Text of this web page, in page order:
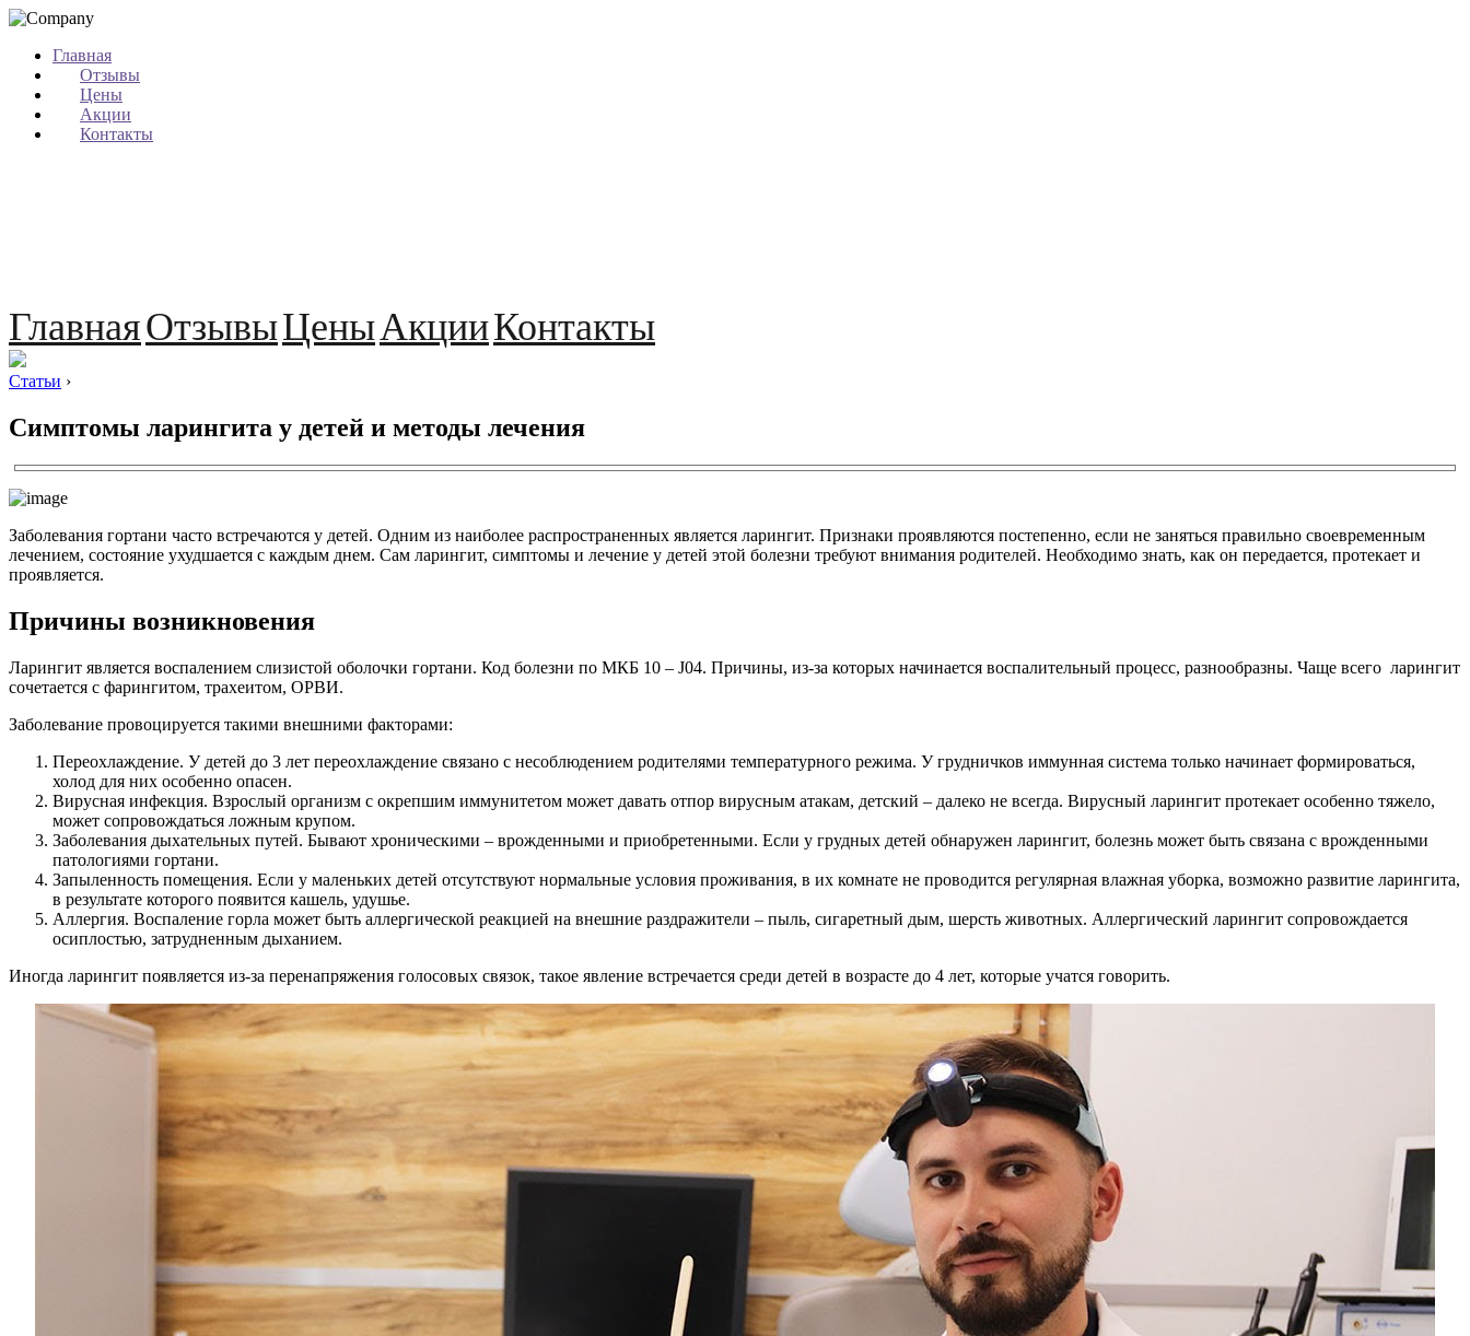
Главная
Отзывы
Цены
Акции
Контакты
ГлавнаяОтзывыЦеныАкцииКонтакты
Статьи ›
Симптомы ларингита у детей и методы лечения
Заболевания гортани часто встречаются у детей. Одним из наиболее распространенных является ларингит. Признаки проявляются постепенно, если не заняться правильно своевременным
лечением, состояние ухудшается с каждым днем. Сам ларингит, симптомы и лечение у детей этой болезни требуют внимания родителей. Необходимо знать, как он передается, протекает и
проявляется.
Причины возникновения
Ларингит является воспалением слизистой оболочки гортани. Код болезни по МКБ 10 – J04. Причины, из-за которых начинается воспалительный процесс, разнообразны. Чаще всего ларингит
сочетается с фарингитом, трахеитом, ОРВИ.
Заболевание провоцируется такими внешними факторами:
Переохлаждение. У детей до 3 лет переохлаждение связано с несоблюдением родителями температурного режима. У грудничков иммунная система только начинает формироваться,
холод для них особенно опасен.
Вирусная инфекция. Взрослый организм с окрепшим иммунитетом может давать отпор вирусным атакам, детский – далеко не всегда. Вирусный ларингит протекает особенно тяжело,
может сопровождаться ложным крупом.
Заболевания дыхательных путей. Бывают хроническими – врожденными и приобретенными. Если у грудных детей обнаружен ларингит, болезнь может быть связана с врожденными
патологиями гортани.
Запыленность помещения. Если у маленьких детей отсутствуют нормальные условия проживания, в их комнате не проводится регулярная влажная уборка, возможно развитие ларингита,
в результате которого появится кашель, удушье.
Аллергия. Воспаление горла может быть аллергической реакцией на внешние раздражители – пыль, сигаретный дым, шерсть животных. Аллергический ларингит сопровождается
осиплостью, затрудненным дыханием.
Иногда ларингит появляется из-за перенапряжения голосовых связок, такое явление встречается среди детей в возрасте до 4 лет, которые учатся говорить.